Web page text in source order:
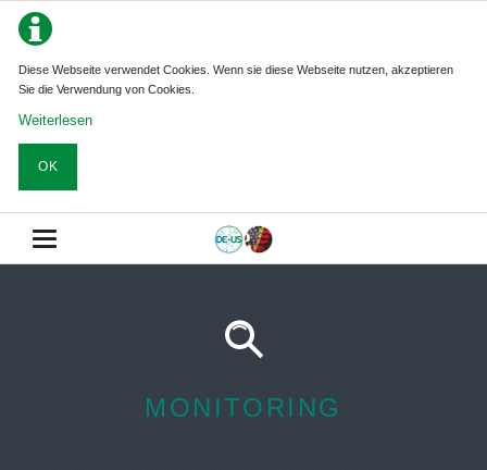
Diese Webseite verwendet Cookies. Wenn sie diese Webseite nutzen, akzeptieren
Sie die Verwendung von Cookies.
Weiterlesen
OK
MONITORING